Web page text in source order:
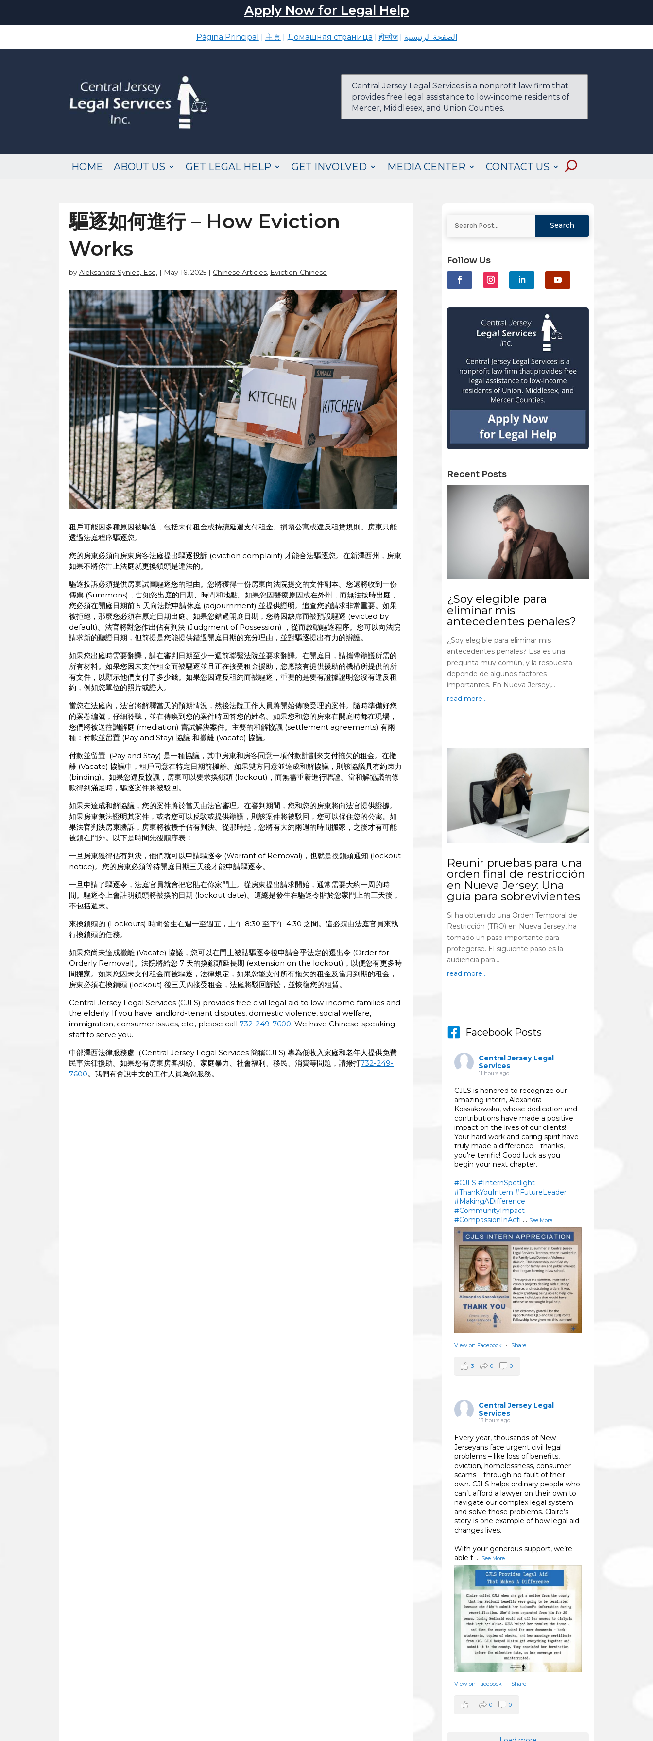
Apply Now for Legal Help
Página Principal 主頁| Домашняя страница |होमपेज| الصفحة الرئيسية
Central Jersey Legal Services is a nonprofit law firm that
provides free legal assistance to low-income residents of
Mercer, Middlesex, and Union Counties.
HOME ABOUT US GET LEGAL HELP GET INVOLVED MEDIA CENTER CONTACT US
驅逐如何進行 – How Eviction
Works
by Aleksandra Syniec, Esq. | May 16, 2025 | Chinese Articles, Eviction-Chinese
租戶可能因多種原因被驅逐，包括未付租金或持續延遲支付租金、損壞公寓或違反租賃規則。房東只能
透過法庭程序驅逐您。
您的房東必須向房東房客法庭提出驅逐投訴 (eviction complaint) 才能合法驅逐您。在新澤西州，房東
如果不將你告上法庭就更換鎖頭是違法的。
驅逐投訴必須提供房東試圖驅逐您的理由。您將獲得一份房東向法院提交的文件副本。您還將收到一份
傳票 (Summons)，告知您出庭的日期、時間和地點。如果您因醫療原因或在外州，而無法按時出庭，
您必須在開庭日期前 5 天向法院申請休庭 (adjournment) 並提供證明。追查您的請求非常重要。如果
被拒絕，那麼您必須在原定日期出庭。如果您錯過開庭日期，您將因缺席而被預設驅逐 (evicted by
default)。法官將對您作出佔有判決 (Judgment of Possession) ，從而啟動驅逐程序。您可以向法院
請求新的聽證日期，但前提是您能提供錯過開庭日期的充分理由，並對驅逐提出有力的辯護。
如果您出庭時需要翻譯，請在審判日期至少一週前聯繫法院並要求翻譯。在開庭日，請攜帶辯護所需的
所有材料。如果您因未支付租金而被驅逐並且正在接受租金援助，您應該有提供援助的機構所提供的所
有文件，以顯示他們支付了多少錢。如果您因違反租約而被驅逐，重要的是要有證據證明您沒有違反租
約，例如您單位的照片或證人。
當您在法庭內，法官將解釋當天的預期情況，然後法院工作人員將開始傳喚受理的案件。隨時準備好您
的案卷編號，仔細聆聽，並在傳喚到您的案件時回答您的姓名。如果您和您的房東在開庭時都在現場，
您們將被送往調解庭 (mediation) 嘗試解決案件。主要的和解協議 (settlement agreements) 有兩
種：付款並留置 (Pay and Stay) 協議 和撤離 (Vacate) 協議。
付款並留置 (Pay and Stay) 是一種協議，其中房東和房客同意一項付款計劃來支付拖欠的租金。在撤
離 (Vacate) 協議中，租戶同意在特定日期前搬離。如果雙方同意並達成和解協議，則該協議具有約束力
(binding)。如果您違反協議，房東可以要求換鎖頭 (lockout)，而無需重新進行聽證。當和解協議的條
款得到滿足時，驅逐案件將被駁回。
如果未達成和解協議，您的案件將於當天由法官審理。在審判期間，您和您的房東將向法官提供證據。
如果房東無法證明其案件，或者您可以反駁或提供辯護，則該案件將被駁回，您可以保住您的公寓。如
果法官判決房東勝訴，房東將被授予佔有判決。從那時起，您將有大約兩週的時間搬家，之後才有可能
被鎖在門外。以下是時間先後順序表：
一旦房東獲得佔有判決，他們就可以申請驅逐令 (Warrant of Removal)，也就是換鎖頭通知 (lockout
notice)。您的房東必須等待開庭日期三天後才能申請驅逐令。
一旦申請了驅逐令，法庭官員就會把它貼在你家門上。從房東提出請求開始，通常需要大約一周的時
間。驅逐令上會註明鎖頭將被換的日期 (lockout date)。這總是發生在驅逐令貼於您家門上的三天後，
不包括週末。
來換鎖頭的 (Lockouts) 時間發生在週一至週五，上午 8:30 至下午 4:30 之間。這必須由法庭官員來執
行換鎖頭的任務。
如果您尚未達成撤離 (Vacate) 協議，您可以在門上被貼驅逐令後申請合乎法定的遷出令 (Order for
Orderly Removal)。法院將給您 7 天的換鎖頭延長期 (extension on the lockout)，以便您有更多時
間搬家。如果您因未支付租金而被驅逐，法律規定，如果您能支付所有拖欠的租金及當月到期的租金，
房東必須在換鎖頭 (lockout) 後三天內接受租金，法庭將駁回訴訟，並恢復您的租賃。
Central Jersey Legal Services (CJLS) provides free civil legal aid to low-income families and
the elderly. If you have landlord-tenant disputes, domestic violence, social welfare,
immigration, consumer issues, etc., please call 732-249-7600. We have Chinese-speaking
staff to serve you.
中部澤西法律服務處（Central Jersey Legal Services 簡稱CJLS) 專為低收入家庭和老年人提供免費
民事法律援助。如果您有房東房客糾紛、家庭暴力、社會福利、移民、消費等問題，請撥打732-249-
7600。我們有會說中文的工作人員為您服務。
Follow Us
Recent Posts
¿Soy elegible para
eliminar mis
antecedentes penales?
¿Soy elegible para eliminar mis
antecedentes penales? Esa es una
pregunta muy común, y la respuesta
depende de algunos factores
importantes. En Nueva Jersey,...
read more...
Reunir pruebas para una
orden final de restricción
en Nueva Jersey: Una
guía para sobrevivientes
Si ha obtenido una Orden Temporal de
Restricción (TRO) en Nueva Jersey, ha
tomado un paso importante para
protegerse. El siguiente paso es la
audiencia para...
read more...
Facebook Posts
Central Jersey Legal
Services
11 hours ago
CJLS is honored to recognize our
amazing intern, Alexandra
Kossakowska, whose dedication and
contributions have made a positive
impact on the lives of our clients!
Your hard work and caring spirit have
truly made a difference—thanks,
you're terrific! Good luck as you
begin your next chapter.
#CJLS #InternSpotlight
#ThankYouIntern #FutureLeader
#MakingADifference
#CommunityImpact
#CompassionInActi ... See More
View on Facebook · Share
3 0 0
Central Jersey Legal
Services
13 hours ago
Every year, thousands of New
Jerseyans face urgent civil legal
problems – like loss of benefits,
eviction, homelessness, consumer
scams – through no fault of their
own. CJLS helps ordinary people who
can’t afford a lawyer on their own to
navigate our complex legal system
and solve those problems. Claire’s
story is one example of how legal aid
changes lives.
With your generous support, we’re
able t ... See More
View on Facebook · Share
1 0 0